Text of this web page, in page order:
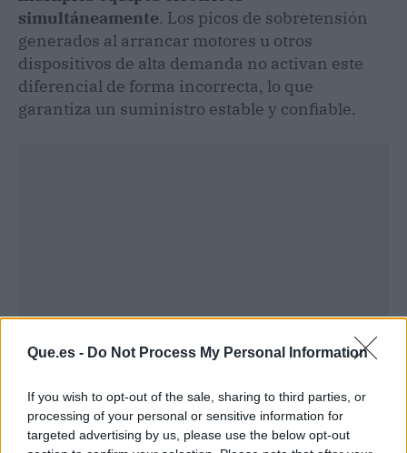
Que.es - Do Not Process My Personal Information
If you wish to opt-out of the sale, sharing to third parties, or
processing of your personal or sensitive information for
targeted advertising by us, please use the below opt-out
simultáneamente. Los picos de sobretensión
generados al arrancar motores u otros
dispositivos de alta demanda no activan este
diferencial de forma incorrecta, lo que
garantiza un suministro estable y confiable.
Publicidad